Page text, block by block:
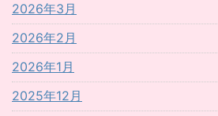
2026年3月
2026年2月
2026年1月
2025年12月